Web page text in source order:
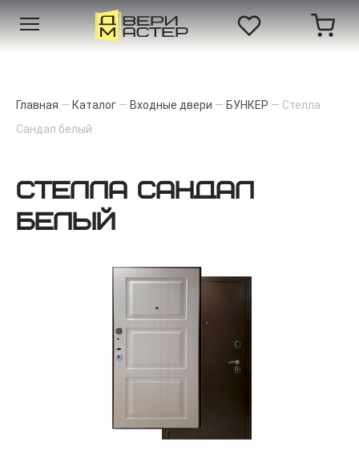
Главная — Каталог — Входные двери — БУНКЕР — Стелла
Сандал белый
Стелла Сандал
белый